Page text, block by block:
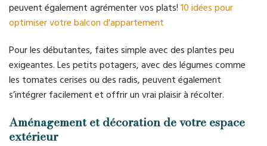
peuvent également agrémenter vos plats! 10 idées pour
optimiser votre balcon d'appartement
Pour les débutantes, faites simple avec des plantes peu
exigeantes. Les petits potagers, avec des légumes comme
les tomates cerises ou des radis, peuvent également
s’intégrer facilement et offrir un vrai plaisir à récolter.
Aménagement et décoration de votre espace
extérieur